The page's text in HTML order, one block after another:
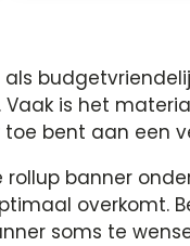
is het
bent aan een
banner
overkomt.
soms te